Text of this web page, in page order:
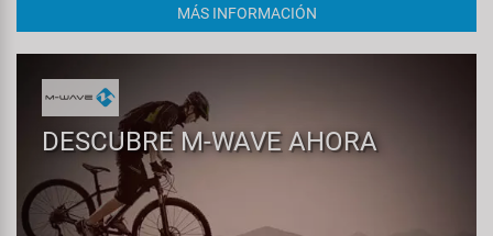
MÁS INFORMACIÓN
DESCUBRE M-WAVE AHORA